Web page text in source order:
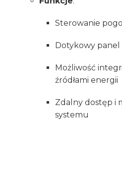
Sterowanie
Dotykowy panel
Możliwość
źródłami energii
Zdalny dostęp i
systemu